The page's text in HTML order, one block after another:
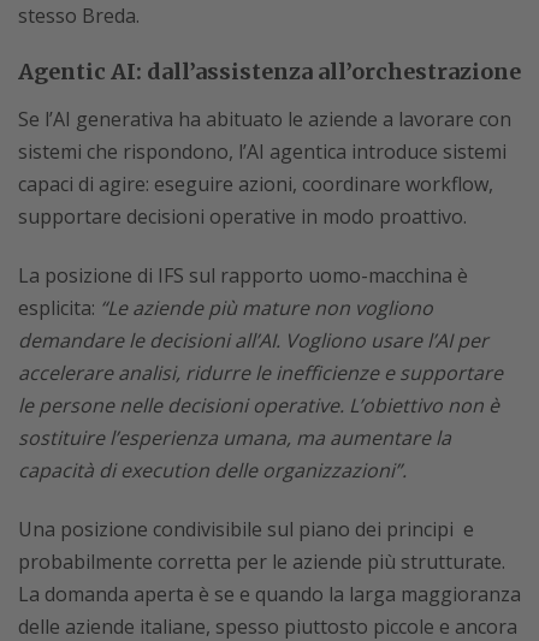
stesso Breda.
Agentic AI: dall’assistenza all’orchestrazione
Se l’AI generativa ha abituato le aziende a lavorare con
sistemi che rispondono, l’AI agentica introduce sistemi
capaci di agire: eseguire azioni, coordinare workflow,
supportare decisioni operative in modo proattivo.
La posizione di IFS sul rapporto uomo-macchina è
esplicita: “Le aziende più mature non vogliono
demandare le decisioni all’AI. Vogliono usare l’AI per
accelerare analisi, ridurre le inefficienze e supportare
le persone nelle decisioni operative. L’obiettivo non è
sostituire l’esperienza umana, ma aumentare la
capacità di execution delle organizzazioni”.
Una posizione condivisibile sul piano dei principi e
probabilmente corretta per le aziende più strutturate.
La domanda aperta è se e quando la larga maggioranza
delle aziende italiane, spesso piuttosto piccole e ancora